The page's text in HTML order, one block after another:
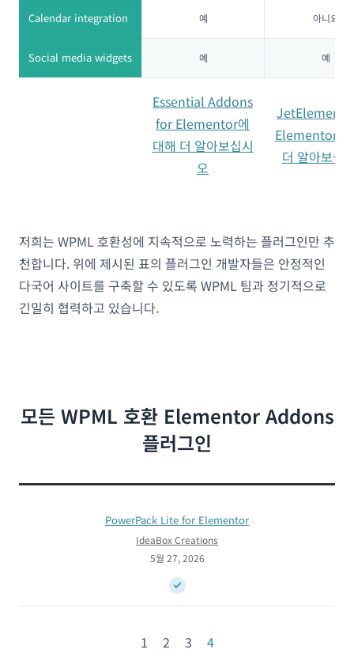
Calendar integration 예 아니요
Social media widgets 예 예
Essential Addons
for Elementor에
대해 더 알아보십시
오
JetElements
Elementor에
더 알아보십
저희는 WPML 호환성에 지속적으로 노력하는 플러그인만 추
천합니다. 위에 제시된 표의 플러그인 개발자들은 안정적인
다국어 사이트를 구축할 수 있도록 WPML 팀과 정기적으로
긴밀히 협력하고 있습니다.
모든 WPML 호환 Elementor Addons
플러그인
PowerPack Lite for Elementor
IdeaBox Creations
5월 27, 2026
1 2 3 4